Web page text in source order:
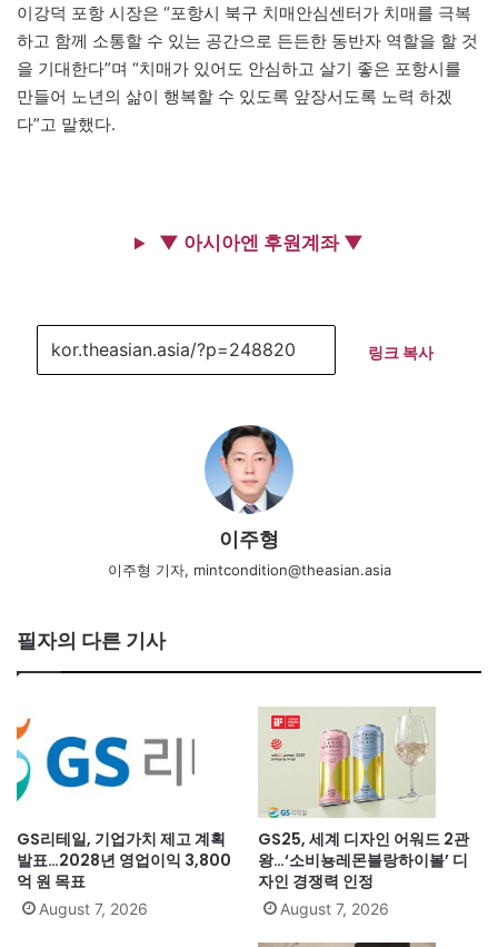
이강덕 포항 시장은 “포항시 북구 치매안심센터가 치매를 극복
하고 함께 소통할 수 있는 공간으로 든든한 동반자 역할을 할 것
을 기대한다”며 “치매가 있어도 안심하고 살기 좋은 포항시를
만들어 노년의 삶이 행복할 수 있도록 앞장서도록 노력 하겠
다”고 말했다.
▼ 아시아엔 후원계좌 ▼
링크 복사
이주형
이주형 기자, mintcondition@theasian.asia
필자의 다른 기사
GS리테일, 기업가치 제고 계획
발표…2028년 영업이익 3,800
억 원 목표
August 7, 2026
GS25, 세계 디자인 어워드 2관
왕…‘소비뇽레몬블랑하이볼’ 디
자인 경쟁력 인정
August 7, 2026